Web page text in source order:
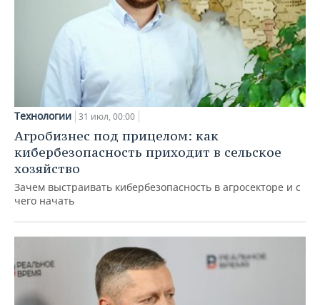
Технологии 31 июл, 00:00
Агробизнес под прицелом: как
кибербезопасность приходит в сельское
хозяйство
Зачем выстраивать кибербезопасность в агросекторе и с
чего начать